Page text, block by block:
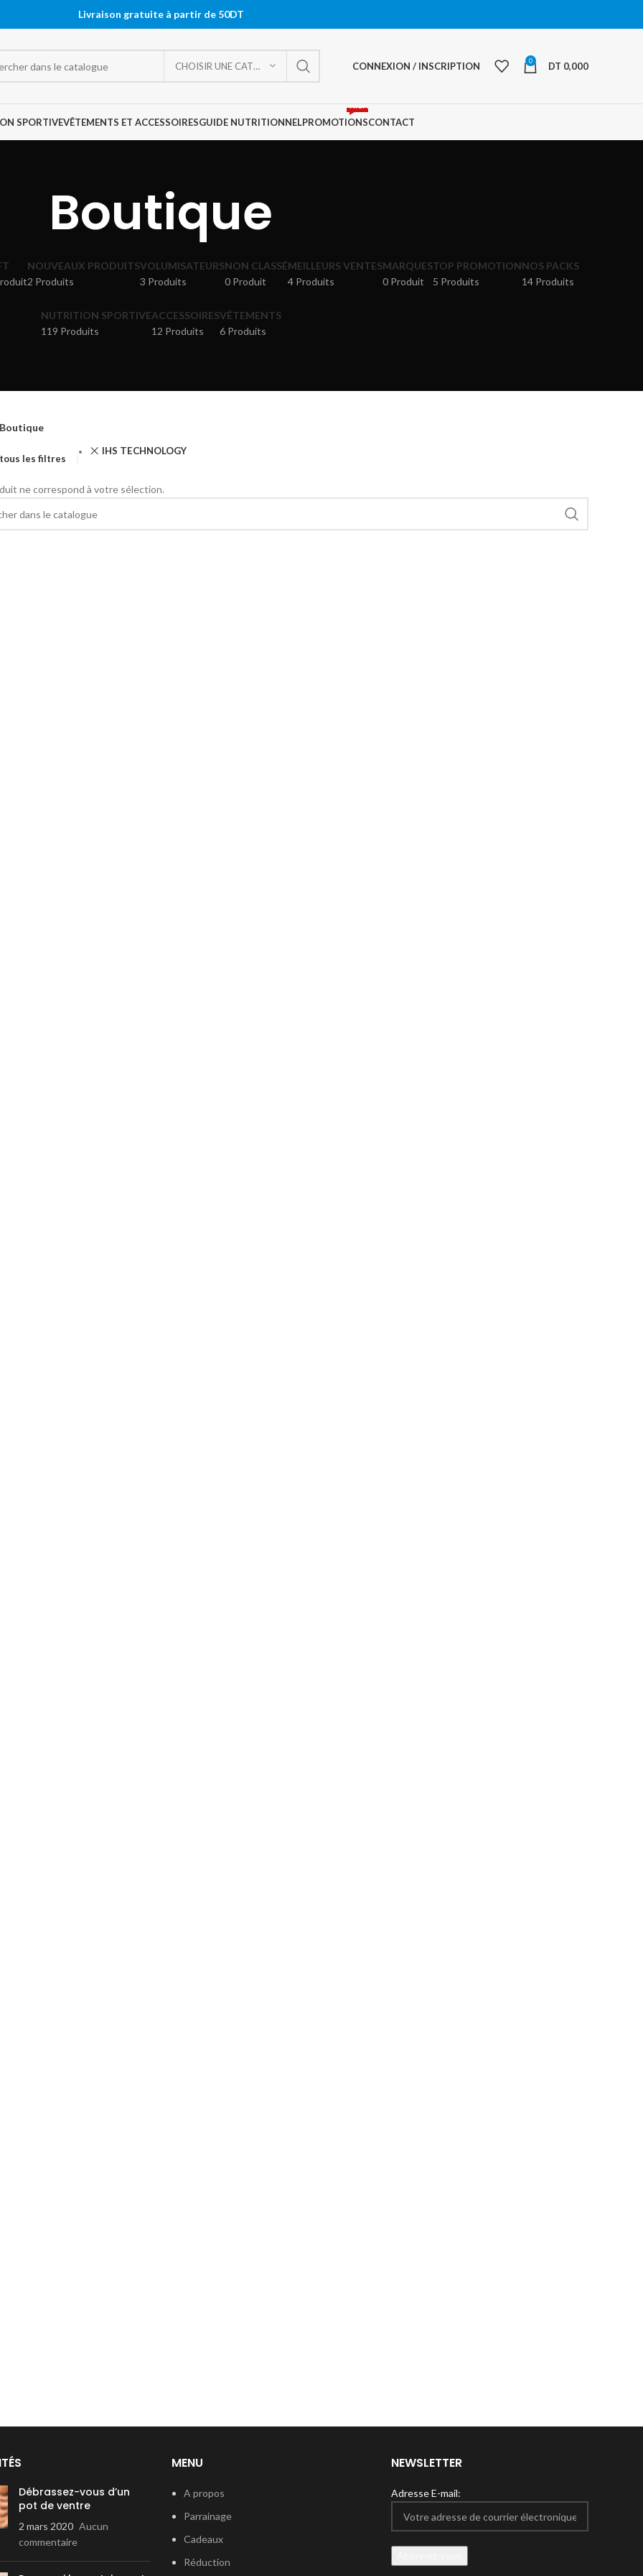
CHOISIR UNE CATÉGORIE CONNEXION / INSCRIPTION 0 DT 0,000
SPORTIVEVÊTEMENTS ET ACCESSOIRESGUIDE NUTRITIONNELPROMOTIONSCONTACT
Boutique
NOUVEAUX PRODUITS
2 Produits
VOLUMISATEURS
3 Produits
NON CLASSÉ
0 Produit
MEILLEURS VENTES
4 Produits
MARQUES
0 Produit
TOP PROMOTION
5 Produits
NOS PACKS
14 Produits
NUTRITION SPORTIVE
119 Produits
ACCESSOIRES
12 Produits
VÊTEMENTS
6 Produits
Boutique
les filtres
IHS TECHNOLOGY
ne correspond à votre sélection.
Débrassez-vous d’un
pot de ventre
2 mars 2020 Aucun
commentaire
MENU
A propos
Parrainage
Cadeaux
Réduction
NEWSLETTER
Adresse E-mail:
Livraison gratuite à partir de 50DT